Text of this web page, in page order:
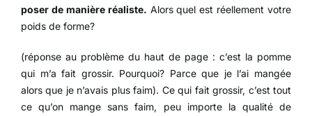
poser de manière réaliste. Alors quel est réellement votre
poids de forme?
(réponse au problème du haut de page : c’est la pomme
qui m’a fait grossir. Pourquoi? Parce que je l’ai mangée
alors que je n’avais plus faim). Ce qui fait grossir, c’est tout
ce qu’on mange sans faim, peu importe la qualité de